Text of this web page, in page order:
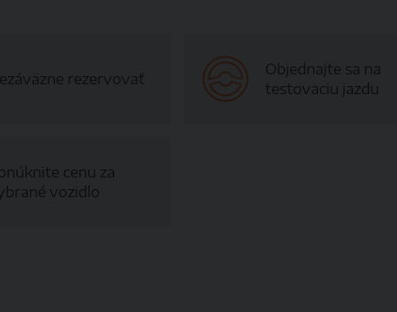
rezervovať
Objednajte sa na
testovaciu jazdu
cenu za
vozidlo